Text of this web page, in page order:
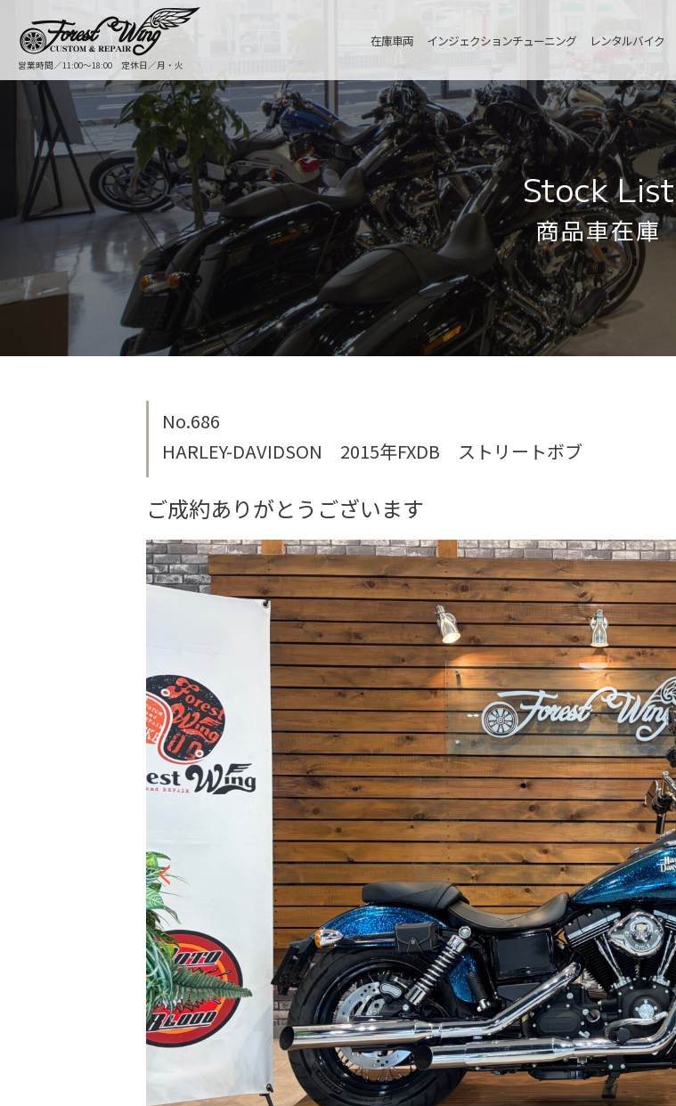
営業時間／11:00〜18:00 定休日／月・火
在庫車両 インジェクションチューニング レンタルバイク
Stock List
商品車在庫
No.686
HARLEY-DAVIDSON 2015年FXDB ストリートボブ
ご成約ありがとうございます